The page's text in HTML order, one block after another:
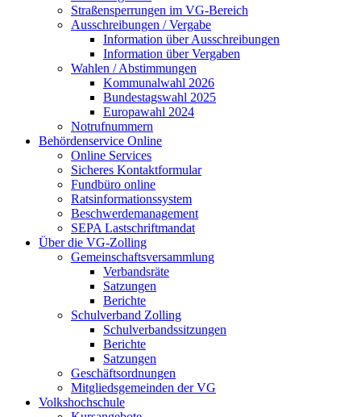
Straßensperrungen im VG-Bereich
Ausschreibungen / Vergabe
Information über Ausschreibungen
Information über Vergaben
Wahlen / Abstimmungen
Kommunalwahl 2026
Bundestagswahl 2025
Europawahl 2024
Notrufnummern
Behördenservice Online
Online Services
Sicheres Kontaktformular
Fundbüro online
Ratsinformationssystem
Beschwerdemanagement
SEPA Lastschriftmandat
Über die VG-Zolling
Gemeinschaftsversammlung
Verbandsräte
Satzungen
Berichte
Schulverband Zolling
Schulverbandssitzungen
Berichte
Satzungen
Geschäftsordnungen
Mitgliedsgemeinden der VG
Volkshochschule